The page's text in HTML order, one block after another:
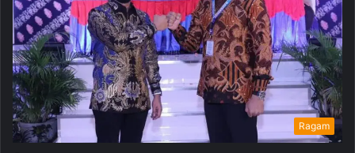
Ragam